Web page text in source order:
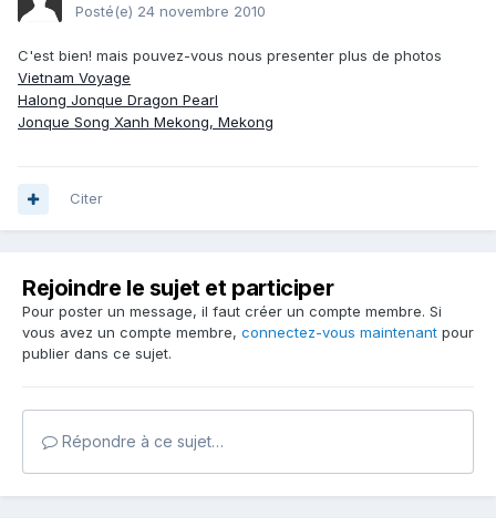
Posté(e) 24 novembre 2010
C'est bien! mais pouvez-vous nous presenter plus de photos
Vietnam Voyage
Halong Jonque Dragon Pearl
Jonque Song Xanh Mekong, Mekong
Citer
Rejoindre le sujet et participer
Pour poster un message, il faut créer un compte membre. Si
vous avez un compte membre, connectez-vous maintenant pour
publier dans ce sujet.
Répondre à ce sujet…